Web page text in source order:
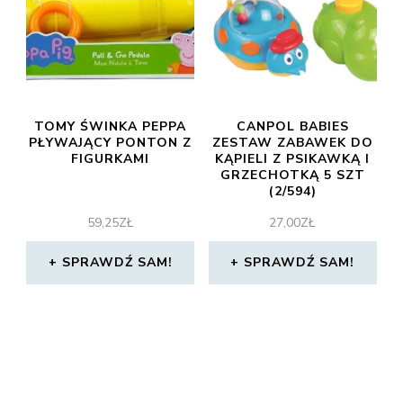
TOMY ŚWINKA PEPPA
PŁYWAJĄCY PONTON Z
FIGURKAMI
59,25ZŁ
SPRAWDŹ SAM!
CANPOL BABIES
ZESTAW ZABAWEK DO
KĄPIELI Z PSIKAWKĄ I
GRZECHOTKĄ 5 SZT
(2/594)
27,00ZŁ
SPRAWDŹ SAM!